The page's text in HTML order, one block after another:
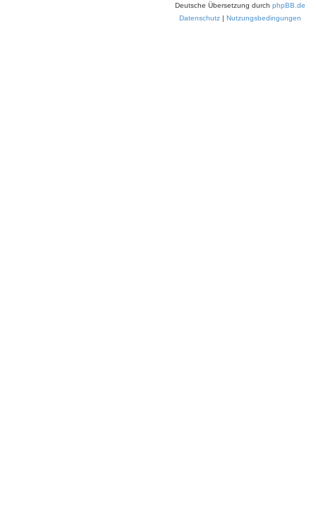
Deutsche Übersetzung durch phpBB.de
Datenschutz | Nutzungsbedingungen